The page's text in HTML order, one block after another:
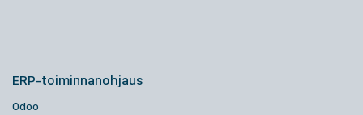
ERP-toiminnanohjaus
Odoo